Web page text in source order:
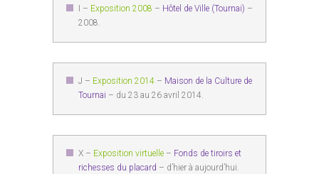
I – Exposition 2008 – Hôtel de Ville (Tournai) –
2008.
J – Exposition 2014 – Maison de la Culture de
Tournai – du 23 au 26 avril 2014.
X – Exposition virtuelle – Fonds de tiroirs et
richesses du placard – d’hier à aujourd’hui.